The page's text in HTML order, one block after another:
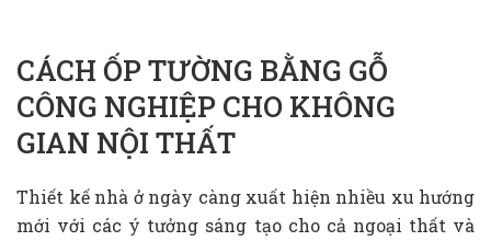
CÁCH ỐP TƯỜNG BẰNG GỖ
CÔNG NGHIỆP CHO KHÔNG
GIAN NỘI THẤT
Thiết kế nhà ở ngày càng xuất hiện nhiều xu hướng
mới với các ý tưởng sáng tạo cho cả ngoại thất và